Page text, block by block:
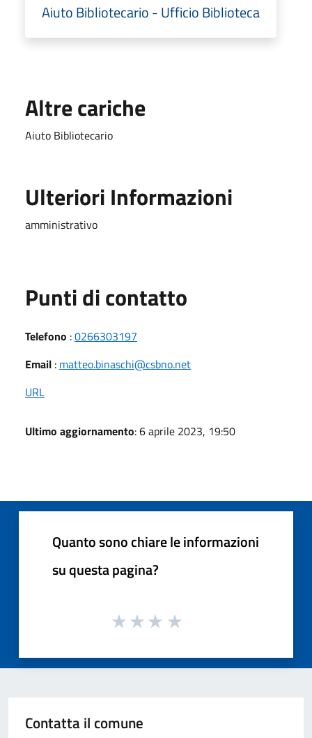
Aiuto Bibliotecario - Ufficio Biblioteca
Altre cariche
Aiuto Bibliotecario
Ulteriori Informazioni
amministrativo
Punti di contatto
Telefono :0266303197
Email : matteo.binaschi@csbno.net
URL
Ultimo aggiornamento: 6 aprile 2023, 19:50
Quanto sono chiare le informazioni
su questa pagina?
Contatta il comune